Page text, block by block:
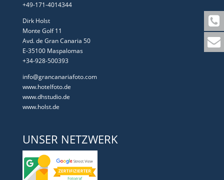
+49-171-4014344
Dirk Holst
Monte Golf 11
Avd. de Gran Canaria 50
E-35100 Maspalomas
+34-928-500393
info@grancanariafoto.com
www.hotelfoto.de
www.dhstudio.de
www.holst.de
UNSER NETZWERK